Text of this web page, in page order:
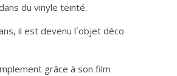
du vinyle teinté.
il est devenu l´objet déco
grâce à son film